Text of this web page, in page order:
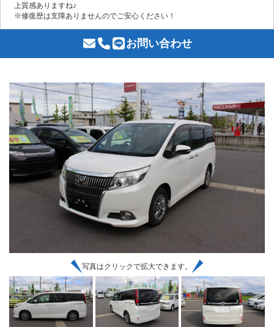
上質感ありますね♪
※修復歴は支障ありませんのでご安心ください！
お問い合わせ
写真はクリックで拡大できます。